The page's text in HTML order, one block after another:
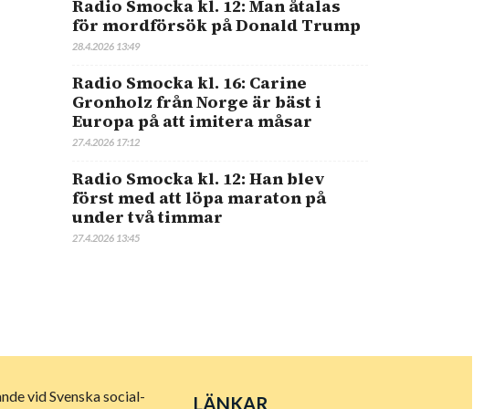
Radio Smocka kl. 12: Man åtalas
för mordförsök på Donald Trump
28.4.2026 13:49
Radio Smocka kl. 16: Carine
Gronholz från Norge är bäst i
Europa på att imitera måsar
27.4.2026 17:12
Radio Smocka kl. 12: Han blev
först med att löpa maraton på
under två timmar
27.4.2026 13:45
vid Svenska social- LÄNKAR